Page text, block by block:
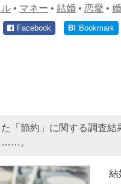
• マネー • 結婚 • 恋愛 •
Facebook B! Bookmark
「節約」に関する調査
……。
結